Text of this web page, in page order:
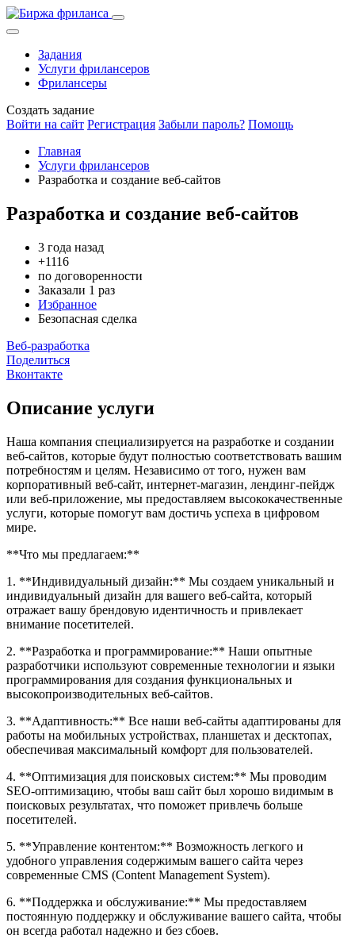
Задания
Услуги фрилансеров
Фрилансеры
Создать задание
Войти на сайт Регистрация Забыли пароль? Помощь
Главная
Услуги фрилансеров
Разработка и создание веб-сайтов
Разработка и создание веб-сайтов
3 года назад
+1116
по договоренности
Заказали 1 раз
Избранное
Безопасная сделка
Веб-разработка
Поделиться
Вконтакте
Описание услуги
Наша компания специализируется на разработке и создании
веб-сайтов, которые будут полностью соответствовать вашим
потребностям и целям. Независимо от того, нужен вам
корпоративный веб-сайт, интернет-магазин, лендинг-пейдж
или веб-приложение, мы предоставляем высококачественные
услуги, которые помогут вам достичь успеха в цифровом
мире.
**Что мы предлагаем:**
1. **Индивидуальный дизайн:** Мы создаем уникальный и
индивидуальный дизайн для вашего веб-сайта, который
отражает вашу брендовую идентичность и привлекает
внимание посетителей.
2. **Разработка и программирование:** Наши опытные
разработчики используют современные технологии и языки
программирования для создания функциональных и
высокопроизводительных веб-сайтов.
3. **Адаптивность:** Все наши веб-сайты адаптированы для
работы на мобильных устройствах, планшетах и десктопах,
обеспечивая максимальный комфорт для пользователей.
4. **Оптимизация для поисковых систем:** Мы проводим
SEO-оптимизацию, чтобы ваш сайт был хорошо видимым в
поисковых результатах, что поможет привлечь больше
посетителей.
5. **Управление контентом:** Возможность легкого и
удобного управления содержимым вашего сайта через
современные CMS (Content Management System).
6. **Поддержка и обслуживание:** Мы предоставляем
постоянную поддержку и обслуживание вашего сайта, чтобы
он всегда работал надежно и без сбоев.